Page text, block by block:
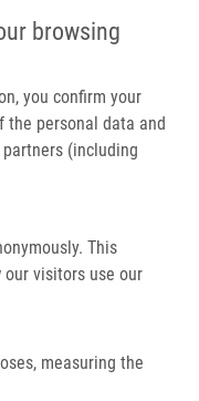
browsing
you confirm your
the personal data and
(including
This
visitors use our
measuring the
Main
Domů
Partner institutions
Technologie a služby
Kontakt
Response Scenery
in the
P. TOWNSED, J.
V. GORGOULIS